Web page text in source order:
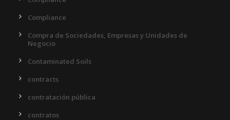
Compliance
Compra de Sociedades, Empresas y Unidades de
Negocio
Contaminated Soils
contracts
contratación pública
contratos